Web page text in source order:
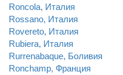
Roncola, Италия
Rossano, Италия
Rovereto, Италия
Rubiera, Италия
Rurrenabaque, Боливия
Ronchamp, Франция